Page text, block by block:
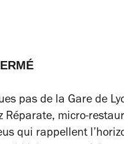
pas de la Gare de
Réparate, micro-
qui rappellent